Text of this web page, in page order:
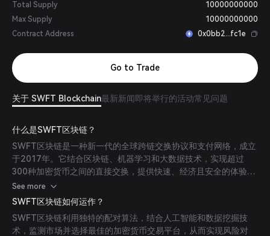
Total Supply
10000000000
Max Supply
10000000000
Contract Address
0x0bb2...fc1e
Go to Trade
关于 SWFT Blockchain最新新闻即将举行的活动常见问题
什么是SWFT区块链？
SWFT区块链是一种新一代的全球跨链交换协议和支付网络，成立
于2017年。它结合区块链、机器学习和大数据技术，实现超过
300种加密货币之间的直接交换，提供快速、经济且安全的体验。
该平台旨在通过提供最安全、最易用的跨链平台，推动加密世界的
创新和发展。
See more
SWFT区块链如何运作？
SWFT区块链利用独特的配对算法，结合人工智能和数据挖掘技
术，监测市场并选择最佳的加密货币交易平台，从而实现风险对